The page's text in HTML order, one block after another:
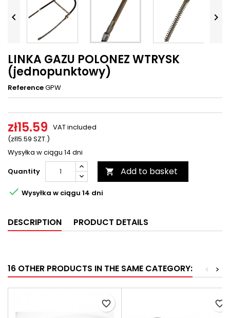
 
 
LINKA GAZU POLONEZ WTRYSK
(jednopunktowy)
ReferenceGPW
zł15.59
(zł15.59 SZT.)
VAT included
Wysyłka w ciągu 14 dni
Quantity
 Add to basket
 Wysyłka w ciągu 14 dni
DESCRIPTION PRODUCT DETAILS
16 OTHER PRODUCTS IN THE SAME CATEGORY: >
<
favorite_border favorite_border